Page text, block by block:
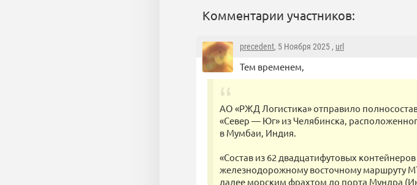
Комментарии участников:
precedent, 5 Ноября 2025 , url
Тем временем,
АО «РЖД Логистика» отправило
«Север — Юг» из Челябинска,
в Мумбаи, Индия.
«Состав из 62 двадцатифутовых
железнодорожному восточному маршруту
далее морским фрахтом до порта Мундра